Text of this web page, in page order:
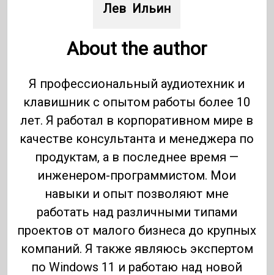
Лев  Ильин
About the author
Я профессиональный аудиотехник и
клавишник с опытом работы более 10
лет. Я работал в корпоративном мире в
качестве консультанта и менеджера по
продуктам, а в последнее время —
инженером-программистом. Мои
навыки и опыт позволяют мне
работать над различными типами
проектов от малого бизнеса до крупных
компаний. Я также являюсь экспертом
по Windows 11 и работаю над новой